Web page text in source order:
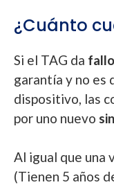
¿Cuánto
Si el TAG da
garantía y no es
dispositivo, las
por uno nuevo
Al igual que una
(Tienen 5 años